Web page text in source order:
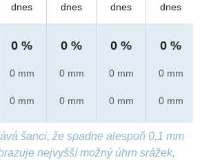
dnes
0 %
0 mm
0 mm
dnes
0 %
0 mm
0 mm
dnes
0 %
0 mm
0 mm
dnes
0 %
0 mm
0 mm
šanci, že spadne alespoň 0,1 mm
nejvyšší možný úhrn srážek,